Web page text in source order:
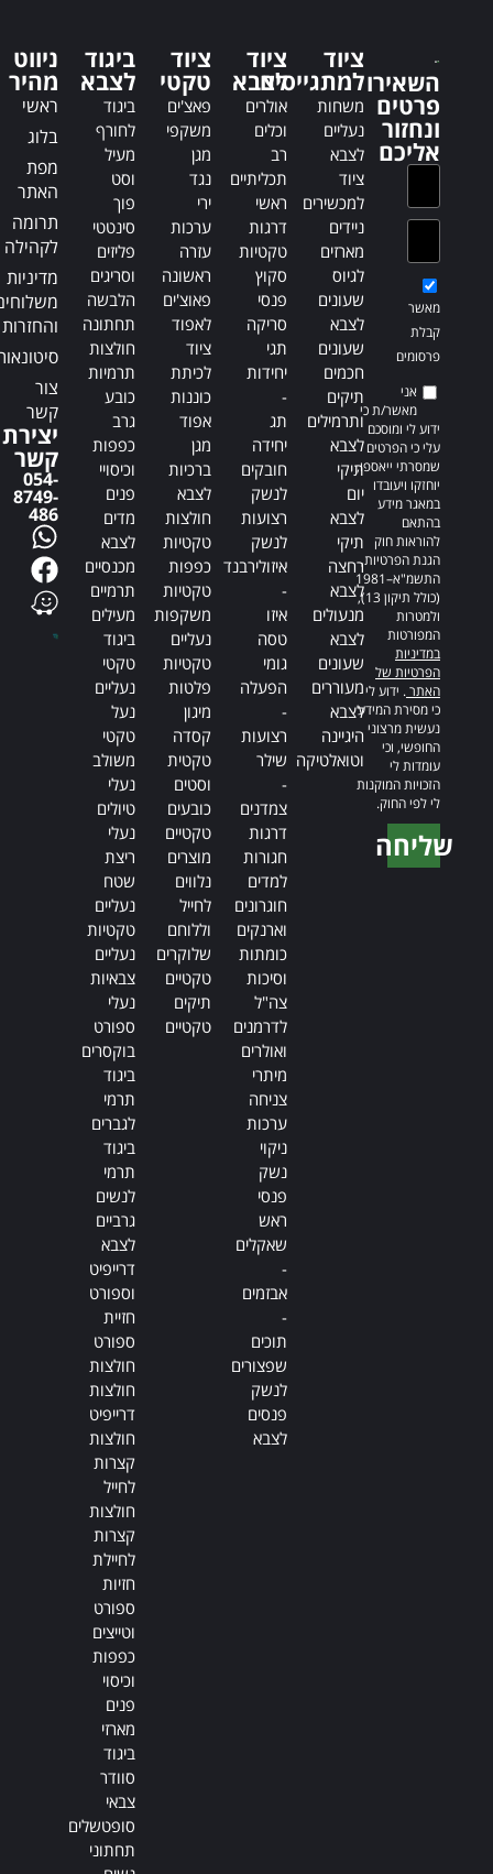
t
i
v
t
i
השאירו
פרטים
ונחזור
אליכם
מאשר
קבלת
פרסומים
אני
מאשר/ת כי
ידוע לי ומוסכם
עלי כי הפרטים
שמסרתי ייאספו,
יוחזקו ויעובדו
במאגר מידע
בהתאם
להוראות חוק
הגנת הפרטיות,
התשמ"א–1981
(כולל תיקון 13),
ולמטרות
המפורטות
במדיניות
הפרטיות של
האתר. ידוע לי
כי מסירת המידע
נעשית מרצוני
החופשי, וכי
עומדות לי
הזכויות המוקנות
לי לפי החוק.
שליחה
ציוד
למתגייסים
משחות
נעליים
לצבא
ציוד
למכשירים
ניידים
מארזים
לגיוס
שעונים
לצבא
שעונים
חכמים
תיקים
ותרמילים
לצבא
תיקי
יום
לצבא
תיקי
רחצה
לצבא
מנעולים
לצבא
שעונים
מעוררים
לצבא
היגיינה
וטואלטיקה
ציוד
לצבא
אולרים
וכלים
רב
תכליתיים
ראשי
דרגות
טקטיות
סקוץ
פנסי
סריקה
תגי
יחידות
-
תג
יחידה
חובקים
לנשק
רצועות
לנשק
איזולירבנד
-
איזו
טסה
גומי
הפעלה
-
רצועות
שילר
-
צמדנים
דרגות
חגורות
למדים
חוגרונים
וארנקים
כומתות
וסיכות
צה"ל
לדרמנים
ואולרים
מיתרי
צניחה
ערכות
ניקוי
נשק
פנסי
ראש
שאקלים
-
אבזמים
-
תוכים
שפצורים
לנשק
פנסים
לצבא
ציוד
טקטי
פאצ'ים
משקפי
מגן
נגד
ירי
ערכות
עזרה
ראשונה
פאוצ'ים
לאפוד
ציוד
לכיתת
כוננות
אפוד
מגן
ברכיות
לצבא
חולצות
טקטיות
כפפות
טקטיות
משקפות
נעליים
טקטיות
פלטות
מיגון
קסדה
טקטית
וסטים
כובעים
טקטיים
מוצרים
נלווים
לחייל
וללוחם
שלוקרים
טקטיים
תיקים
טקטיים
ביגוד
לצבא
ביגוד
לחורף
מעיל
וסט
פוך
סינטטי
פליזים
וסריגים
הלבשה
תחתונה
חולצות
תרמיות
כובע
גרב
כפפות
וכיסויי
פנים
מדים
לצבא
מכנסיים
תרמיים
מעילים
ביגוד
טקטי
נעליים
נעל
טקטי
משולב
נעלי
טיולים
נעלי
ריצת
שטח
נעליים
טקטיות
נעליים
צבאיות
נעלי
ספורט
בוקסרים
ביגוד
תרמי
לגברים
ביגוד
תרמי
לנשים
גרביים
לצבא
דרייפיט
וספורט
חזיית
ספורט
חולצות
חולצות
דרייפיט
חולצות
קצרות
לחייל
חולצות
קצרות
לחיילת
חזיות
ספורט
וטייצים
כפפות
וכיסוי
פנים
מארזי
ביגוד
סוודר
צבאי
סופטשלים
תחתוני
ניווט
מהיר
ראשי
בלוג
מפת
האתר
תרומה
לקהילה
מדיניות
והחזרות
צור
קשר
יצירת
קשר
054-
8749-
486